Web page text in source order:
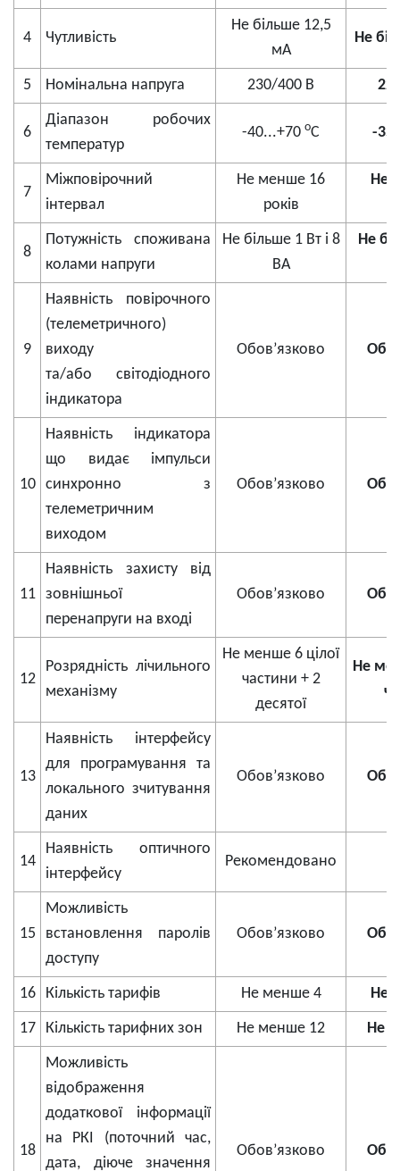
4 Чутливість
Не більше 12,5
мА
Не
5 Номінальна напруга 230/400 В
6
Діапазон робочих
температур
-40...+70 оС -
7
Міжповірочний
інтервал
Не менше 16
років
Не
8
Потужність споживана
колами напруги
Не більше 1 Вт і 8
ВА
Не
9
Наявність повірочного
(телеметричного)
виходу
та/або світодіодного
індикатора
Обов’язково
10
Наявність індикатора
що видає імпульси
синхронно з
телеметричним
виходом
Обов’язково
11
Наявність захисту від
зовнішньої
перенапруги на вході
Обов’язково
12
Розрядність лічильного
механізму
Не менше 6 цілої
частини + 2
десятої
Не
13
Наявність інтерфейсу
для програмування та
локального зчитування
даних
Обов’язково
14
Наявність оптичного
інтерфейсу
Рекомендовано
15
Можливість
встановлення паролів
доступу
Обов’язково
16 Кількість тарифів Не менше 4 Не
17 Кількість тарифних зон Не менше 12 Не
18
Можливість
відображення
додаткової інформації
на РКІ (поточний час,
дата, діюче значення
Обов’язково